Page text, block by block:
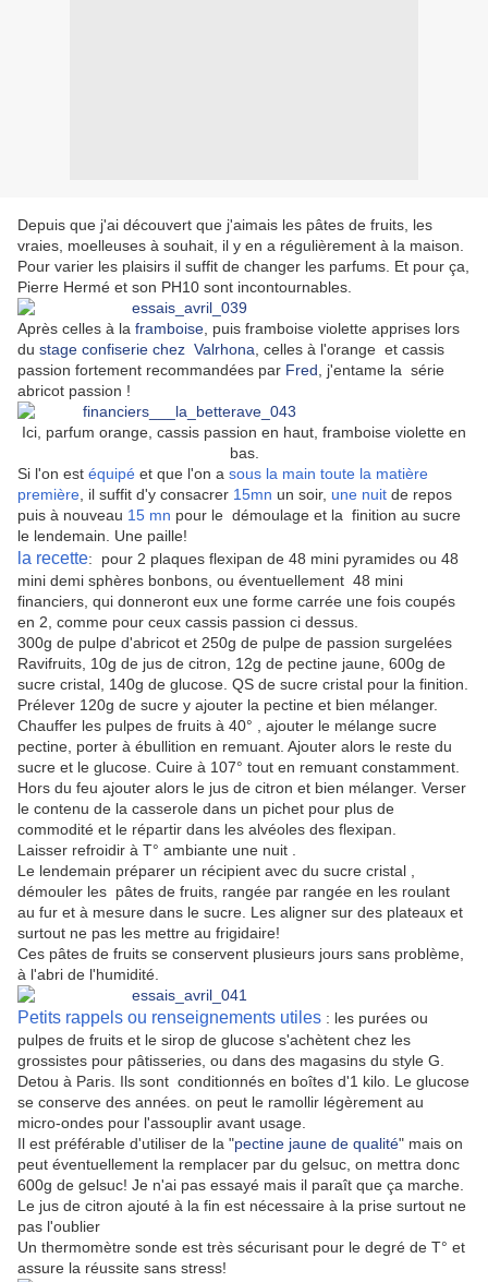
Depuis que j'ai découvert que j'aimais les pâtes de fruits, les
vraies, moelleuses à souhait, il y en a régulièrement à la maison.
Pour varier les plaisirs il suffit de changer les parfums. Et pour ça,
Pierre Hermé et son PH10 sont incontournables.
Après celles à la framboise , puis framboise violette apprises lors
du stage confiserie chez Valrhona , celles à l'orange et cassis
passion fortement recommandées par Fred , j'entame la série
abricot passion !
Ici, parfum orange, cassis passion en haut, framboise violette en
bas.
Si l'on est équipé et que l'on a sous la main toute la matière
première , il suffit d'y consacrer 15mn un soir, une nuit de repos
puis à nouveau 15 mn pour le démoulage et la finition au sucre
le lendemain. Une paille!
la recette: pour 2 plaques flexipan de 48 mini pyramides ou 48
mini demi sphères bonbons, ou éventuellement 48 mini
financiers, qui donneront eux une forme carrée une fois coupés
en 2, comme pour ceux cassis passion ci dessus.
300g de pulpe d'abricot et 250g de pulpe de passion surgelées
Ravifruits, 10g de jus de citron, 12g de pectine jaune, 600g de
sucre cristal, 140g de glucose. QS de sucre cristal pour la finition.
Prélever 120g de sucre y ajouter la pectine et bien mélanger.
Chauffer les pulpes de fruits à 40° , ajouter le mélange sucre
pectine, porter à ébullition en remuant. Ajouter alors le reste du
sucre et le glucose. Cuire à 107° tout en remuant constamment.
Hors du feu ajouter alors le jus de citron et bien mélanger. Verser
le contenu de la casserole dans un pichet pour plus de
commodité et le répartir dans les alvéoles des flexipan.
Laisser refroidir à T° ambiante une nuit .
Le lendemain préparer un récipient avec du sucre cristal ,
démouler les pâtes de fruits, rangée par rangée en les roulant
au fur et à mesure dans le sucre. Les aligner sur des plateaux et
surtout ne pas les mettre au frigidaire!
Ces pâtes de fruits se conservent plusieurs jours sans problème,
à l'abri de l'humidité.
Petits rappels ou renseignements utiles : les purées ou
pulpes de fruits et le sirop de glucose s'achètent chez les
grossistes pour pâtisseries, ou dans des magasins du style G.
Detou à Paris. Ils sont conditionnés en boîtes d'1 kilo. Le glucose
se conserve des années. on peut le ramollir légèrement au
micro-ondes pour l'assouplir avant usage.
Il est préférable d'utiliser de la "pectine jaune de qualité" mais on
peut éventuellement la remplacer par du gelsuc, on mettra donc
600g de gelsuc! Je n'ai pas essayé mais il paraît que ça marche.
Le jus de citron ajouté à la fin est nécessaire à la prise surtout ne
pas l'oublier
Un thermomètre sonde est très sécurisant pour le degré de T° et
assure la réussite sans stress!